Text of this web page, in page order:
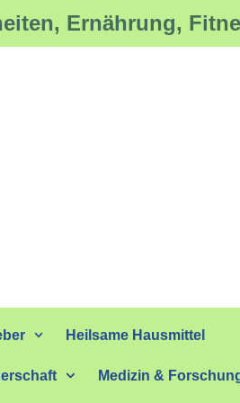
Ernährung,
Heilsame Hausmittel
Medizin &